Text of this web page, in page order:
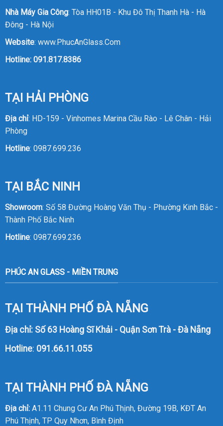
Nhà Máy Gia Công: Tòa HH01B - Khu Đô Thị Thanh Hà - Hà
Đông - Hà Nội
Website: www.PhucAnGlass.Com
Hotline: 091.817.8386
TẠI HẢI PHÒNG
Địa chỉ: HD-159 - Vinhomes Marina Cầu Rào - Lê Chân - Hải
Phòng
Hotline: 0987.699.236
TẠI BẮC NINH
Showroom: Số 58 Đường Hoàng Văn Thụ - Phường Kinh Bắc -
Thành Phố Bắc Ninh
Hotline: 0987.699.236
PHÚC AN GLASS - MIỀN TRUNG
TẠI THÀNH PHỐ ĐÀ NẴNG
Địa chỉ: Số 63 Hoàng Sĩ Khải - Quận Sơn Trà - Đà Nẵng
Hotline: 091.66.11.055
TẠI THÀNH PHỐ ĐÀ NẴNG
Địa chỉ:A1.11 Chung Cư An Phú Thịnh, Đường 19B, KĐT An
Phú Thịnh, TP Quy Nhơn, Bình Định